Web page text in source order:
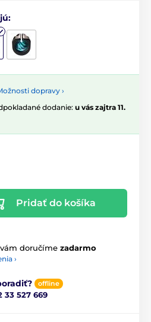
dopravy ›
dodanie: u vás zajtra 11.
Pridať do košíka
doručíme zadarmo
›
offline
33 527 669